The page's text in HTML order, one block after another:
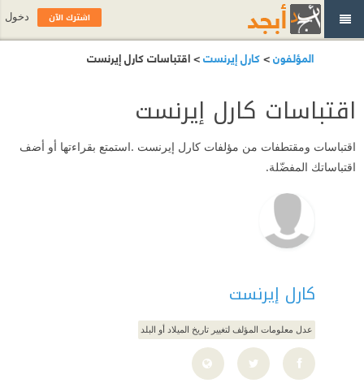
المؤلفون>كارل إيرنست> اقتباسات كارل إيرنست
اقتباسات كارل إيرنست
اقتباسات ومقتطفات من مؤلفات كارل إيرنست .استمتع بقراءتها أو أضف
اقتباساتك المفضّلة.
كارل إيرنست
عدل معلومات المؤلف لتغيير تاريخ الميلاد أو البلد
اشترك الآن دخول